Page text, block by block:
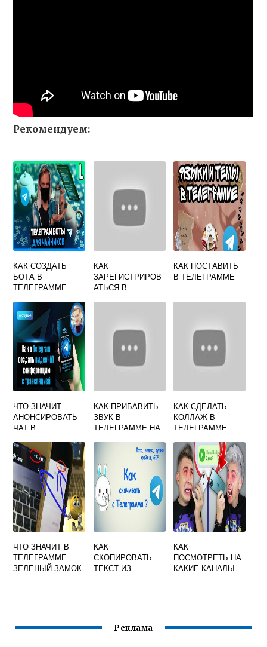
Рекомендуем:
КАК СОЗДАТЬ
БОТА В
ТЕЛЕГРАММЕ
КАК
ЗАРЕГИСТРИРОВ
АТЬСЯ В
КАК ПОСТАВИТЬ
В ТЕЛЕГРАММЕ
ЧТО ЗНАЧИТ
АНОНСИРОВАТЬ
ЧАТ В
КАК ПРИБАВИТЬ
ЗВУК В
ТЕЛЕГРАММЕ НА
КАК СДЕЛАТЬ
КОЛЛАЖ В
ТЕЛЕГРАММЕ
ЧТО ЗНАЧИТ В
ТЕЛЕГРАММЕ
ЗЕЛЕНЫЙ ЗАМОК
КАК
СКОПИРОВАТЬ
ТЕКСТ ИЗ
КАК
ПОСМОТРЕТЬ НА
КАКИЕ КАНАЛЫ
Реклама